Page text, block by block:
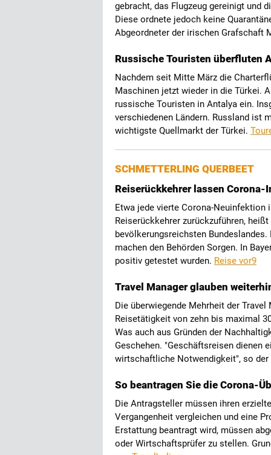
gebracht, das Flugzeug gereinigt und
Diese ordnete jedoch keine
Abgeordneter der irischen Grafschaft
Russische Touristen überfluten
Nachdem seit Mitte März die
Maschinen jetzt wieder in die Türkei.
russische Touristen in Antalya ein.
verschiedenen Ländern. Russland ist
wichtigste Quellmarkt der Türkei.
SCHMETTERLING QUERBEET
Reiserückkehrer lassen
Etwa jede vierte Corona-Neuinfektion
Reiserückkehrer zurückzuführen,
bevölkerungsreichsten
machen den Behörden Sorgen. In
positiv getestet wurden. Reise vor9
Travel Manager glauben
Die überwiegende Mehrheit der
Reisetätigkeit von zehn bis maximal
Was auch aus Gründen der
Geschehen. "Geschäftsreisen dienen
wirtschaftliche Notwendigkeit", so
So beantragen Sie die Corona-
Die Antragsteller müssen ihren
Vergangenheit vergleichen und eine
Erstattung beantragt wird, müssen
oder Wirtschaftsprüfer zu stellen.